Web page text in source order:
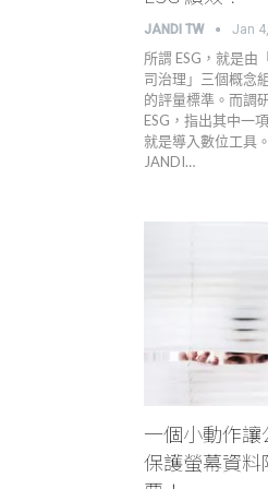
JANDI TW Jan
所謂 ESG，就是由
司治理」三個概念
的評量標準。而調
ESG，指出其中一
就是導入數位工具
JANDI…
一個小動作讓
保護螢幕資